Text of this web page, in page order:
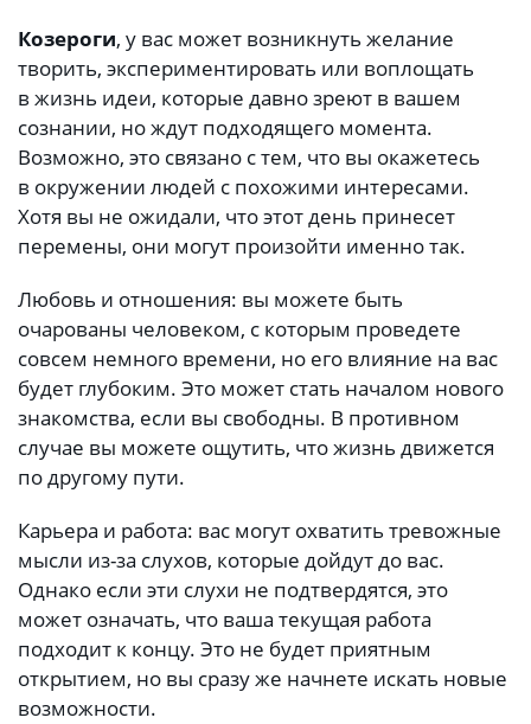
Козероги, у вас может возникнуть желание
творить, экспериментировать или воплощать
в жизнь идеи, которые давно зреют в вашем
сознании, но ждут подходящего момента.
Возможно, это связано с тем, что вы окажетесь
в окружении людей с похожими интересами.
Хотя вы не ожидали, что этот день принесет
перемены, они могут произойти именно так.
Любовь и отношения: вы можете быть
очарованы человеком, с которым проведете
совсем немного времени, но его влияние на вас
будет глубоким. Это может стать началом нового
знакомства, если вы свободны. В противном
случае вы можете ощутить, что жизнь движется
по другому пути.
Карьера и работа: вас могут охватить тревожные
мысли из-за слухов, которые дойдут до вас.
Однако если эти слухи не подтвердятся, это
может означать, что ваша текущая работа
подходит к концу. Это не будет приятным
открытием, но вы сразу же начнете искать новые
возможности.